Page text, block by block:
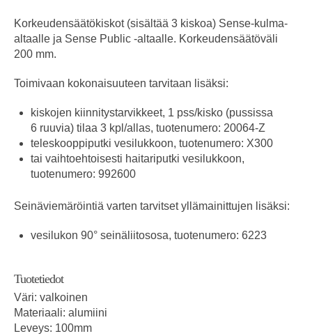
Korkeudensäätökiskot (sisältää 3 kiskoa) Sense-kulma-
altaalle ja Sense Public -altaalle. Korkeudensäätöväli
200 mm.
Toimivaan kokonaisuuteen tarvitaan lisäksi:
kiskojen kiinnitystarvikkeet, 1 pss/kisko (pussissa
6 ruuvia) tilaa 3 kpl/allas, tuotenumero: 20064-Z
teleskooppiputki vesilukkoon, tuotenumero: X300
tai vaihtoehtoisesti haitariputki vesilukkoon,
tuotenumero: 992600
Seinäviemäröintiä varten tarvitset yllämainittujen lisäksi:
vesilukon 90° seinäliitososa, tuotenumero: 6223
Tuotetiedot
Väri: valkoinen
Materiaali: alumiini
Leveys: 100mm